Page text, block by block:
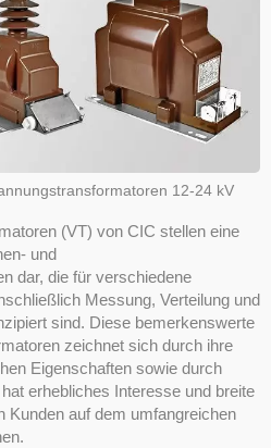
12-24 kV
(VT) von CIC stellen eine
und
dar, die für verschiedene
Messung, Verteilung und
sind. Diese bemerkenswerte
zeichnet sich durch ihre
Eigenschaften sowie durch
erhebliches Interesse und breite
Kunden auf dem umfangreichen